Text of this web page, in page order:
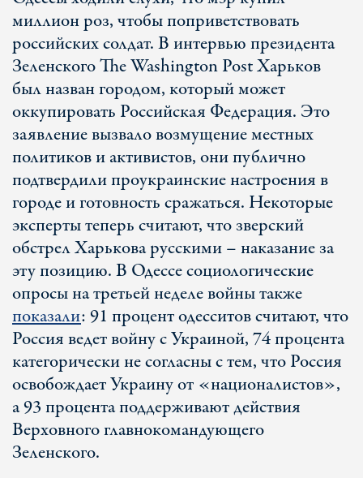
миллион роз, чтобы поприветствовать
российских солдат. В интервью президента
Зеленского The Washington Post Харьков
был назван городом, который может
оккупировать Российская Федерация. Это
заявление вызвало возмущение местных
политиков и активистов, они публично
подтвердили проукраинские настроения в
городе и готовность сражаться. Некоторые
эксперты теперь считают, что зверский
обстрел Харькова русскими – наказание за
эту позицию. В Одессе социологические
опросы на третьей неделе войны также
показали: 91 процент одесситов считают, что
Россия ведет войну с Украиной, 74 процента
категорически не согласны с тем, что Россия
освобождает Украину от «националистов»,
а 93 процента поддерживают действия
Верховного главнокомандующего
Зеленского.